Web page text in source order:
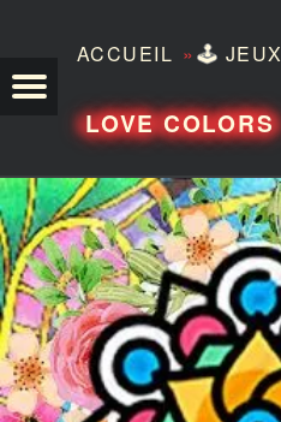
ACCUEIL »🕹️ JEUX
LOVE COLORS